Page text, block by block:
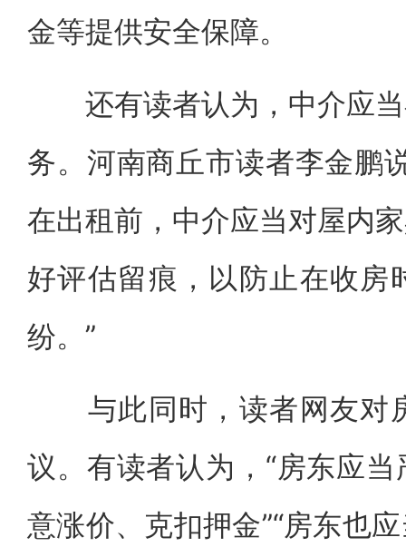
金等提供安全保障。
还有读者认为，中介应当
务。河南商丘市读者李金鹏
在出租前，中介应当对屋内
好评估留痕，以防止在收房
纷。”
与此同时，读者网友对
议。有读者认为，“房东应
意涨价、克扣押金”“房东也